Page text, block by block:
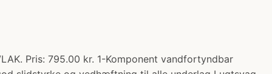
Pris: 795.00 kr. 1-Komponent vandfortyndbar